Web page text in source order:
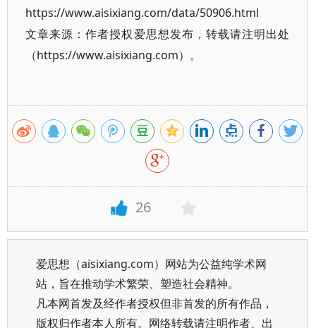
https://www.aisixiang.com/data/50906.html
文章来源：作者授权爱思想发布，转载请注明出处
（https://www.aisixiang.com）。
26
爱思想（aisixiang.com）网站为公益纯学术网
站，旨在推动学术繁荣、塑造社会精神。
凡本网首发及经作者授权但非首发的所有作品，
版权归作者本人所有。网络转载请注明作者、出